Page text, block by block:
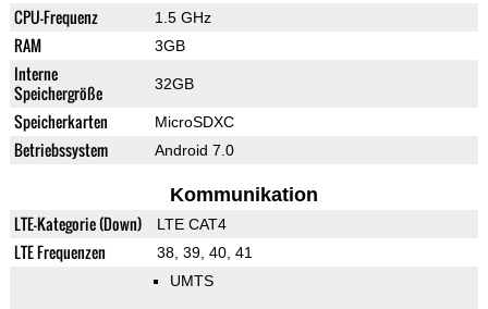
CPU-Frequenz
1.5 GHz
RAM 3GB
Interne
Speichergröße
32GB
Speicherkarten MicroSDXC
Betriebssystem Android 7.0
Kommunikation
LTE-Kategorie (Down) LTE CAT4
LTE Frequenzen 38, 39, 40, 41
UMTS